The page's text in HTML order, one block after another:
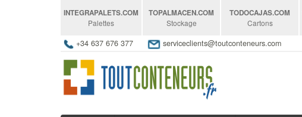
INTEGRAPALETS.COM
Palettes
TOPALMACEN.COM
Stockage
TODOCAJAS.COM
Cartons
+34 637 676 377 serviceclients@toutconteneurs.com